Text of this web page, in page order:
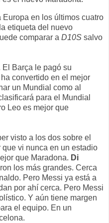
en los últimos cuatro
etiqueta del nuevo
comparar a D10S salvo
Barça le pagó su
convertido en el mejor
un Mundial como al
para el Mundial
Leo es mejor que
visto a los dos sobre el
vi nunca en un estadio
que Maradona. Di
los más grandes. Cerca
Pero Messi ya está a
por ahí cerca. Pero Messi
Y aún tiene margen
el equipo. En un